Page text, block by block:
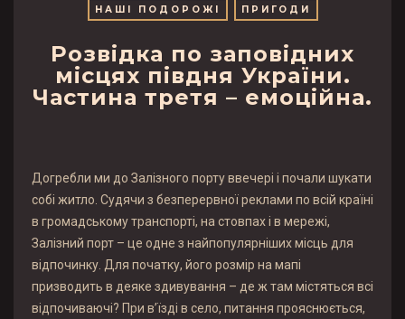
НАШІ ПОДОРОЖІ ПРИГОДИ
Розвідка по заповідних
місцях півдня України.
Частина третя – емоційна.
Догребли ми до Залізного порту ввечері і почали шукати
собі житло. Судячи з безперервної реклами по всій країні
в громадському транспорті, на стовпах і в мережі,
Залізний порт – це одне з найпопулярніших місць для
відпочинку. Для початку, його розмір на мапі
призводить в деяке здивування – де ж там містяться всі
відпочиваючі? При в’їзді в село, питання прояснюється,